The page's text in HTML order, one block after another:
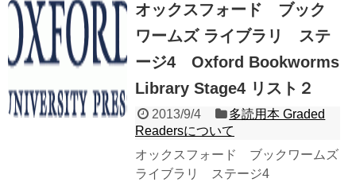
オックスフォード ブック
ワームズ ライブラリ ステ
ージ4 Oxford Bookworms
Library Stage4 リスト２
2013/9/4
多読用本 Graded
Readersについて
オックスフォード ブックワームズ
ライブラリ ステージ4